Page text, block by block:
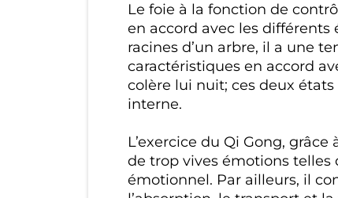
Le foie à la fonction de
en accord avec les
racines d’un arbre, il a une
caractéristiques en accord
colère lui nuit; ces deux
interne.
L’exercice du Qi Gong,
de trop vives émotions telles
émotionnel. Par ailleurs, il